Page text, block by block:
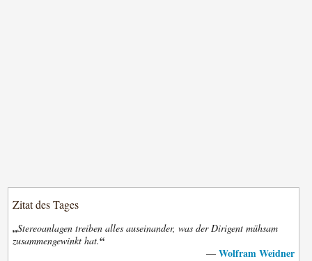
Zitat des Tages
„Stereoanlagen treiben alles auseinander, was der Dirigent mühsam
zusammengewinkt hat.“
— Wolfram Weidner